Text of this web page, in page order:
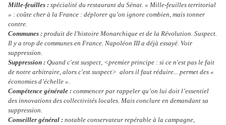
Mille-feuilles : spécialité du restaurant du Sénat. « Mille-feuilles territorial
» : coûte cher à la France : déplorer qu’on ignore combien, mais tonner
contre.
Communes : produit de l'histoire Monarchique et de la Révolution. Suspect.
Il y a trop de communes en France. Napoléon III a déjà essayé. Voir
suppression.
Suppression : Quand c'est suspect, <premier principe : si ce n'est pas le fait
de notre arbitraire, alors c'est suspect> alors il faut réduire... permet des «
économies d’échelle ».
Compétence générale : commencer par rappeler qu’on lui doit l’essentiel
des innovations des collectivités locales. Mais conclure en demandant sa
suppression.
Conseiller général : notable conservateur repérable à la campagne,